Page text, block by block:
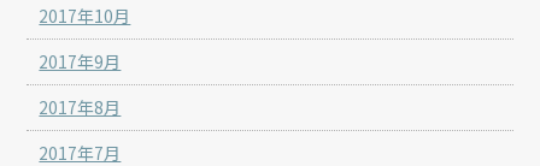
2017年10月
2017年9月
2017年8月
2017年7月